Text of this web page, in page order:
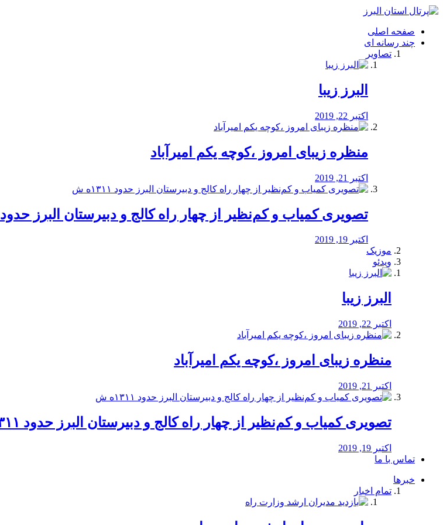
فصد
شرق
تهران
خشکشویی
صفحه اصلی
چند رسانه ای
تصاویر
البرز زیبا
اکتبر 22, 2019
منظره‌‌ زیبای امروز ،کوچه یکم امیرآباد
اکتبر 21, 2019
️تصویری کمیاب و کم‌نظیر از چهار راه كالج و دبيرستان البرز حدود ۱۳۱۱ه ش
اکتبر 19, 2019
موزیک
ویدئو
البرز زیبا
اکتبر 22, 2019
منظره‌‌ زیبای امروز ،کوچه یکم امیرآباد
اکتبر 21, 2019
️تصویری کمیاب و کم‌نظیر از چهار راه كالج و دبيرستان البرز حدود ۱۳۱۱ه ش
اکتبر 19, 2019
تماس با ما
خبرها
تمام اخبار